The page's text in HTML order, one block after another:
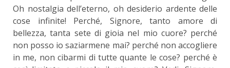
Oh nostalgia dell’eterno, oh desiderio ardente delle
cose infinite! Perché, Signore, tanto amore di
bellezza, tanta sete di gioia nel mio cuore? perché
non posso io saziarmene mai? perché non accogliere
in me, non cibarmi di tutte quante le cose? perché è